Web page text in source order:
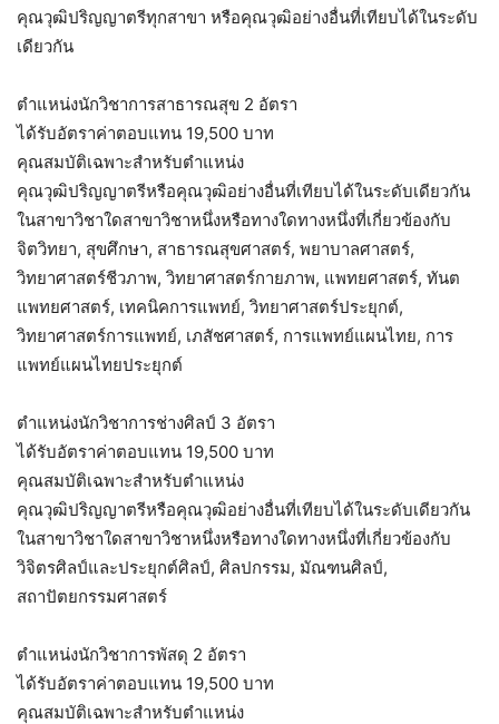
คุณวุฒิปริญญาตรีทุกสาขา หรือคุณวุฒิอย่างอื่นที่เทียบได้ในระดับ
เดียวกัน
ตำแหน่งนักวิชาการสาธารณสุข 2 อัตรา
ได้รับอัตราค่าตอบแทน 19,500 บาท
คุณสมบัติเฉพาะสำหรับตำแหน่ง
คุณวุฒิปริญญาตรีหรือคุณวุฒิอย่างอื่นที่เทียบได้ในระดับเดียวกัน
ในสาขาวิชาใดสาขาวิชาหนึ่งหรือทางใดทางหนึ่งที่เกี่ยวข้องกับ
จิตวิทยา, สุขศึกษา, สาธารณสุขศาสตร์, พยาบาลศาสตร์,
วิทยาศาสตร์ชีวภาพ, วิทยาศาสตร์กายภาพ, แพทยศาสตร์, ทันต
แพทยศาสตร์, เทคนิคการแพทย์, วิทยาศาสตร์ประยุกต์,
วิทยาศาสตร์การแพทย์, เภสัชศาสตร์, การแพทย์แผนไทย, การ
แพทย์แผนไทยประยุกต์
ตำแหน่งนักวิชาการช่างศิลป์ 3 อัตรา
ได้รับอัตราค่าตอบแทน 19,500 บาท
คุณสมบัติเฉพาะสำหรับตำแหน่ง
คุณวุฒิปริญญาตรีหรือคุณวุฒิอย่างอื่นที่เทียบได้ในระดับเดียวกัน
ในสาขาวิชาใดสาขาวิชาหนึ่งหรือทางใดทางหนึ่งที่เกี่ยวข้องกับ
วิจิตรศิลป์และประยุกต์ศิลป์, ศิลปกรรม, มัณฑนศิลป์,
สถาปัตยกรรมศาสตร์
ตำแหน่งนักวิชาการพัสดุ 2 อัตรา
ได้รับอัตราค่าตอบแทน 19,500 บาท
คุณสมบัติเฉพาะสำหรับตำแหน่ง